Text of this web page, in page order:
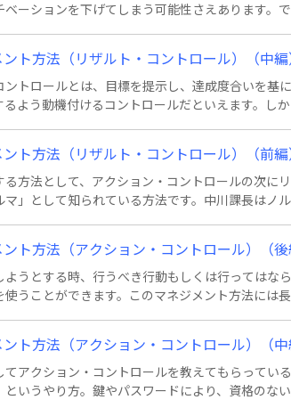
ーションを下げてしまう可能性さえあります。
ト方法（リザルト・コントロール）（中編
トロールとは、目標を提示し、達成度合いを基
よう動機付けるコントロールだといえます。し
ト方法（リザルト・コントロール）（前編
方法として、アクション・コントロールの次に
」として知られている方法です。中川課長はノ
ト方法（アクション・コントロール）（後
うとする時、行うべき行動もしくは行ってはな
うことができます。このマネジメント方法には長
ト方法（アクション・コントロール）（中
アクション・コントロールを教えてもらってい
というやり方。鍵やパスワードにより、資格のな